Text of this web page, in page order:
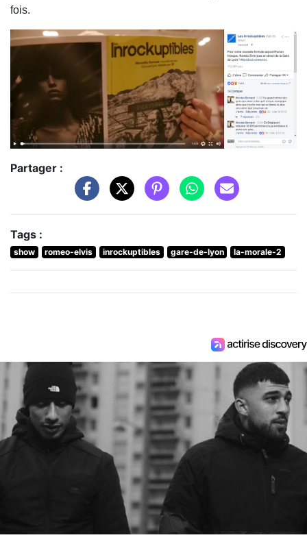
fois.
Partager :
Tags :
show romeo-elvis inrockuptibles gare-de-lyon la-morale-2